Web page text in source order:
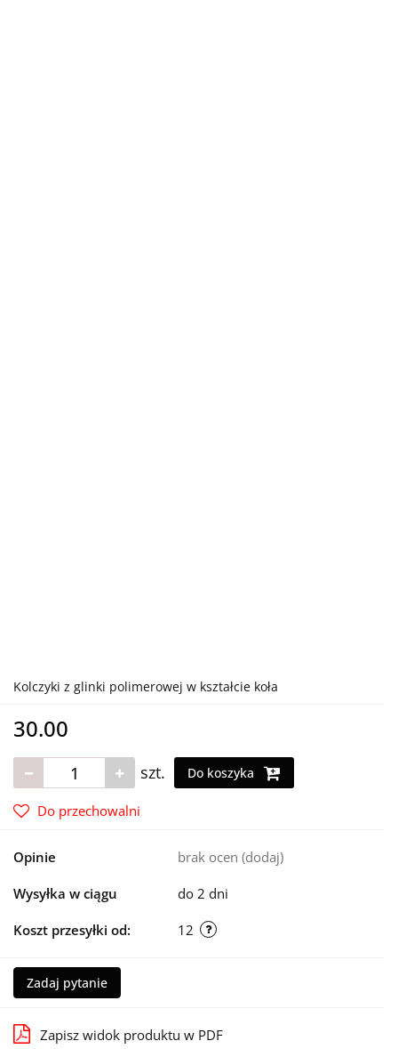
Kolczyki z glinki polimerowej w kształcie koła
30.00
szt. Do koszyka
Do przechowalni
Opinie brak ocen (dodaj)
Wysyłka w ciągu do 2 dni
Koszt przesyłki od: 12
Zadaj pytanie
Zapisz widok produktu w PDF